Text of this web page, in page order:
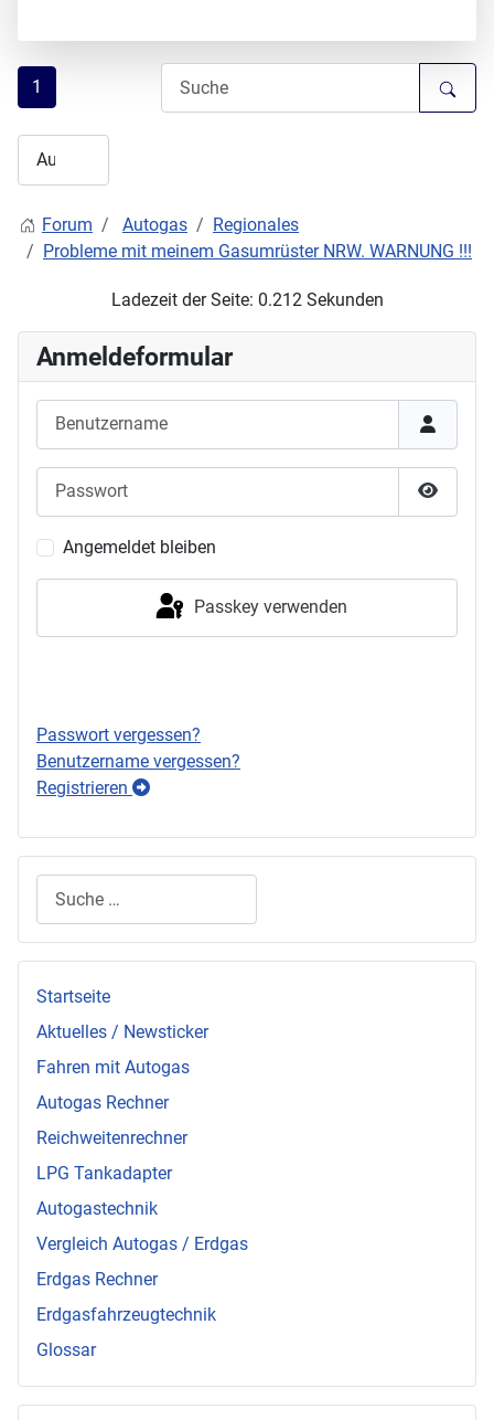
1
Forum Autogas
Regionales
Probleme mit meinem Gasumrüster NRW. WARNUNG !!!
Ladezeit der Seite: 0.212 Sekunden
Anmeldeformular
Passwort
Angemeldet bleiben
Passkey verwenden
Passwort vergessen?
Benutzername vergessen?
Registrieren
Startseite
Aktuelles / Newsticker
Fahren mit Autogas
Autogas Rechner
Reichweitenrechner
LPG Tankadapter
Autogastechnik
Vergleich Autogas / Erdgas
Erdgas Rechner
Erdgasfahrzeugtechnik
Glossar